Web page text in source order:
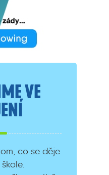
VE
co se děje
škole.